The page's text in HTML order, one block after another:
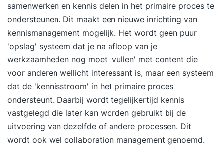
samenwerken en kennis delen in het primaire proces te
ondersteunen. Dit maakt een nieuwe inrichting van
kennismanagement mogelijk. Het wordt geen puur
'opslag' systeem dat je na afloop van je
werkzaamheden nog moet 'vullen' met content die
voor anderen wellicht interessant is, maar een systeem
dat de 'kennisstroom' in het primaire proces
ondersteunt. Daarbij wordt tegelijkertijd kennis
vastgelegd die later kan worden gebruikt bij de
uitvoering van dezelfde of andere processen. Dit
wordt ook wel collaboration management genoemd.